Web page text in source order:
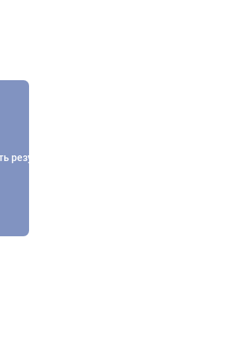
результатов